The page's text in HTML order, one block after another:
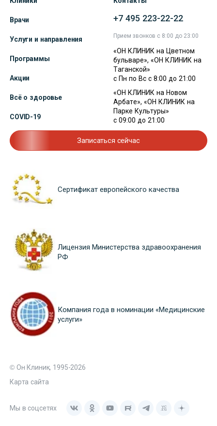
Врачи
Услуги и направления
Программы
Акции
Всё о здоровье
COVID-19
+7 495 223-22-22
Прием звонков с 8:00 до 23:00
«ОН КЛИНИК на Цветном
бульваре», «ОН КЛИНИК на
Таганской»
с Пн по Вс с 8:00 до 21:00
«ОН КЛИНИК на Новом
Арбате», «ОН КЛИНИК на
Парке Культуры»
с 09:00 до 21:00
Записаться сейчас
Сертификат европейского качества
Лицензия Министерства здравоохранения
РФ
Компания года в номинации «Медицинские
услуги»
© Он Клиник, 1995-2026
Карта сайта
Мы в соцсетях